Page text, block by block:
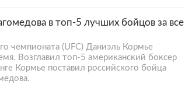
в топ-5 лучших бойцов за все
чемпионата (UFC) Даниэль Кормье
Возглавил топ-5 американский боксер
Кормье поставил российского бойца